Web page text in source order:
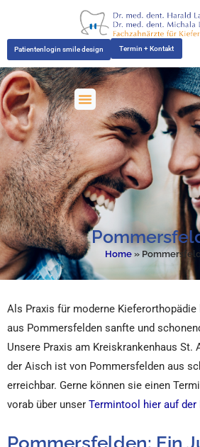
springen
Patientenlogin smile design Termin + Kontakt
Home »
Als Praxis für moderne
aus Pommersfelden sanfte und
Unsere Praxis am Kreiskrankenhaus St.
der Aisch ist von Pommersfelden aus
erreichbar. Gerne können sie einen
vorab über unser Termintool hier auf der